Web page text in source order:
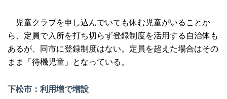
児童クラブを申し込んでいても休む児童がいることか
ら、定員で入所を打ち切らず登録制度を活用する自治体も
あるが、同市に登録制度はない。定員を超えた場合はその
まま「待機児童」となっている。
下松市：利用増で増設